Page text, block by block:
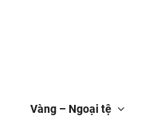
Vàng – Ngoại tệ